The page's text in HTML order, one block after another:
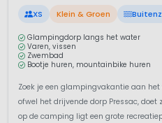
XS Klein & Groen
Glampingdorp langs het water
Varen, vissen
Zwembad
Bootje huren, mountainbike huren
Zoek je een glampingvakantie aan
ofwel het drijvende dorp Pressac,
op de camping ligt een grote